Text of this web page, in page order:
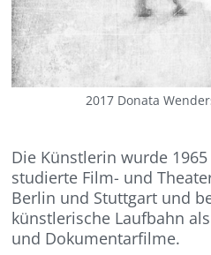
2017 Donata
Die Künstlerin wurde
studierte Film- und
Berlin und Stuttgart und
künstlerische Laufbahn
und Dokumentarfilme.